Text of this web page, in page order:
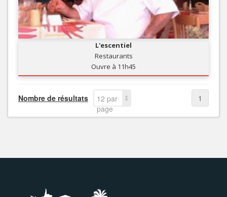
L'escentiel
Restaurants
Ouvre à 11h45
Nombre de résultats
12 par
page
1